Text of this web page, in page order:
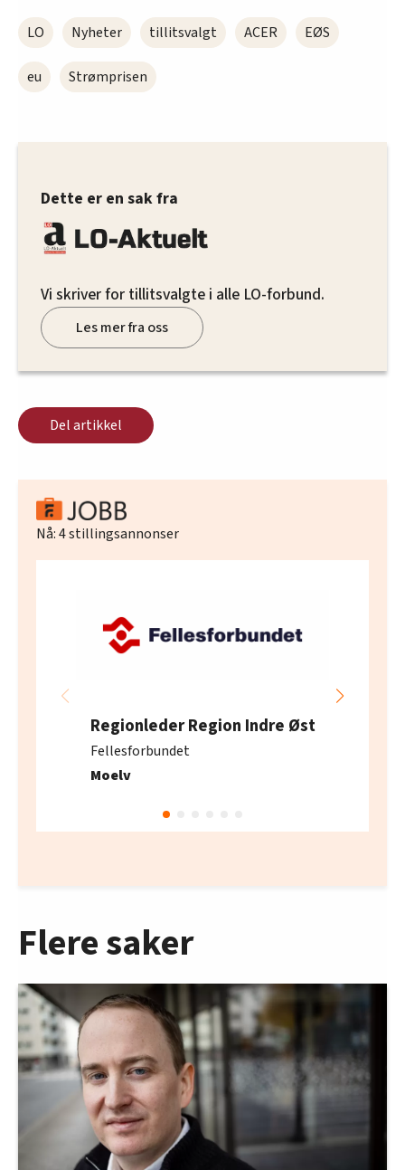
LO Nyheter tillitsvalgt ACER EØS
eu Strømprisen
Dette er en sak fra
Vi skriver for tillitsvalgte i alle LO-forbund.
Les mer fra oss
Del artikkel
Nå:4stillingsannonser
Regionleder Region Indre Øst
Fellesforbundet
Moelv
Flere saker